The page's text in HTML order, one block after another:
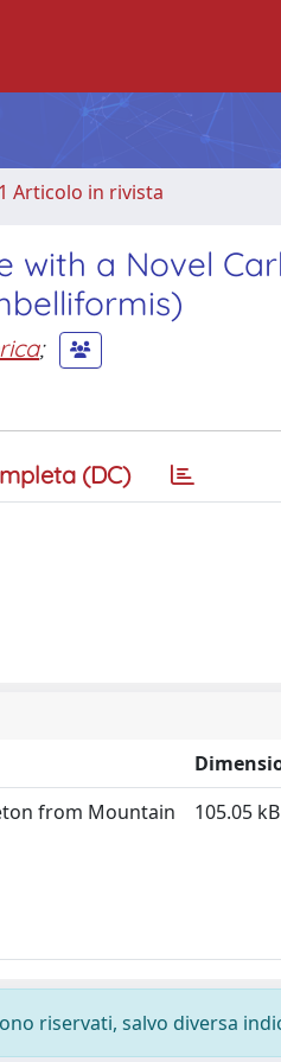
Articolo in rivista
with a Novel
;
(DC)
from Mountain
105.05 kB
riservati, salvo diversa